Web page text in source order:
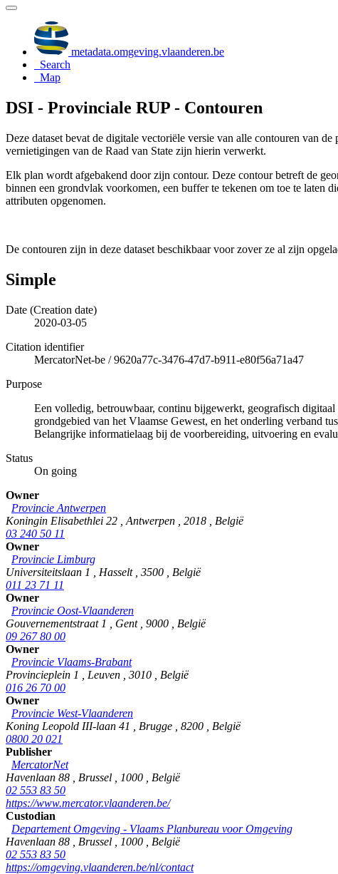
metadata.omgeving.vlaanderen.be
Search
Map
DSI - Provinciale RUP - Contouren
Deze dataset bevat de digitale vectoriële versie van alle contouren van
vernietigingen van de Raad van State zijn hierin verwerkt.
Elk plan wordt afgebakend door zijn contour. Deze contour betreft de
binnen een grondvlak voorkomen, een buffer te tekenen om toe te laten
attributen opgenomen.
De contouren zijn in deze dataset beschikbaar voor zover ze al zijn
Simple
Date (Creation date)
2020-03-05
Citation identifier
MercatorNet-be /9620a77c-3476-47d7-b911-e80f56a71a47
Purpose
Een volledig, betrouwbaar, continu bijgewerkt, geografisch
grondgebied van het Vlaamse Gewest, en het onderling verband
Belangrijke informatielaag bij de voorbereiding, uitvoering en
Status
On going
Owner
Provincie Antwerpen
Koningin Elisabethlei 22
Antwerpen 2018
België
03 240 50 11
Owner
Provincie Limburg
Universiteitslaan 1
Hasselt 3500
België
011 23 71 11
Owner
Provincie Oost-Vlaanderen
Gouvernementstraat 1
Gent 9000
België
09 267 80 00
Owner
Provincie Vlaams-Brabant
Provincieplein 1
Leuven 3010
België
016 26 70 00
Owner
Provincie West-Vlaanderen
Koning Leopold III-laan 41
Brugge 8200
België
0800 20 021
Publisher
MercatorNet
Havenlaan 88
Brussel 1000
België
02 553 83 50
https://www.mercator.vlaanderen.be/
Custodian
Departement Omgeving - Vlaams Planbureau voor Omgeving
Havenlaan 88
Brussel 1000
België
02 553 83 50
https://omgeving.vlaanderen.be/nl/contact